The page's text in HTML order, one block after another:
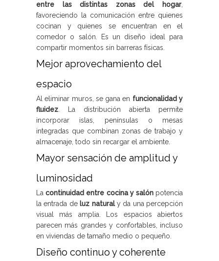
entre las distintas zonas del hogar,
favoreciendo la comunicación entre quienes
cocinan y quienes se encuentran en el
comedor o salón. Es un diseño ideal para
compartir momentos sin barreras físicas.
Mejor aprovechamiento del
espacio
Al eliminar muros, se gana en funcionalidad y
fluidez . La distribución abierta permite
incorporar islas, penínsulas o mesas
integradas que combinan zonas de trabajo y
almacenaje, todo sin recargar el ambiente.
Mayor sensación de amplitud y
luminosidad
Lacontinuidad entre cocina y salónpotencia
la entrada de luz naturaly da una percepción
visual más amplia. Los espacios abiertos
parecen más grandes y confortables, incluso
en viviendas de tamaño medio o pequeño.
Diseño continuo y coherente